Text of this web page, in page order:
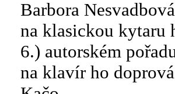
Barbora
na klasickou kytaru
6.) autorském
na klavír ho